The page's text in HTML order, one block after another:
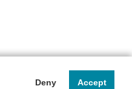
Deny Accept